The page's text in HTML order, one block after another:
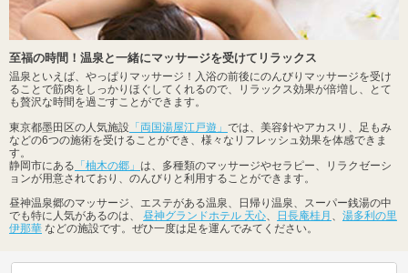
至福の時間！温泉と一緒にマッサージを受けてリラックス
温泉といえば、やっぱりマッサージ！入浴の前後にのんびりマッサージを受け
ることで筋肉をしっかりほぐしてくれるので、リラックス効果が倍増し、とて
も贅沢な時間を過ごすことができます。
東京都墨田区の人気施設 「両国湯屋江戸遊」 では、美容針やアカスリ、足もみ
などの6つの施術を受けることができ、様々なリフレッシュ効果を体感できま
す。
静岡市にある 「柚木の郷」 は、多種類のマッサージやセラピー、リラクゼーシ
ョンが用意されており、のんびりと利用することができます。
昼神温泉郷のマッサージ、エステがある温泉、日帰り温泉、スーパー銭湯の中
でも特に人気があるのは、 昼神グランドホテル 天心、 日長庵桂月 、 湯多利の里
伊那華 などの施設です。ぜひ一度は足を運んでみてください。